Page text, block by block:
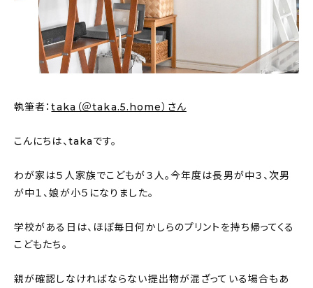
人気の記事
おすすめの記事
日用品
キッチン
ギフト
執筆者：taka（＠taka.5.home）さん
こんにちは、takaです。
わが家は５人家族でこどもが３人。今年度は長男が中３、次男
が中１、娘が小５になりました。
学校がある日は、ほぼ毎日何かしらのプリントを持ち帰ってくる
こどもたち。
親が確認しなければならない提出物が混ざっている場合もあ